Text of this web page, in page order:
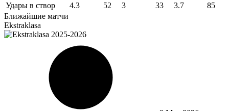
Удары в створ
4.3 52 3 33 3.7
85
Ближайшие матчи
Ekstraklasa